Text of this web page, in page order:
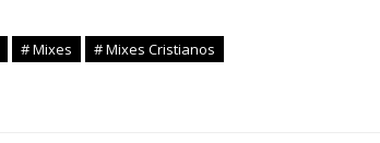
# Mixes # Mixes Cristianos